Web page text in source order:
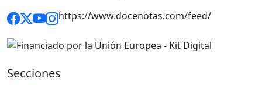
https://www.docenotas.com/feed/
Secciones